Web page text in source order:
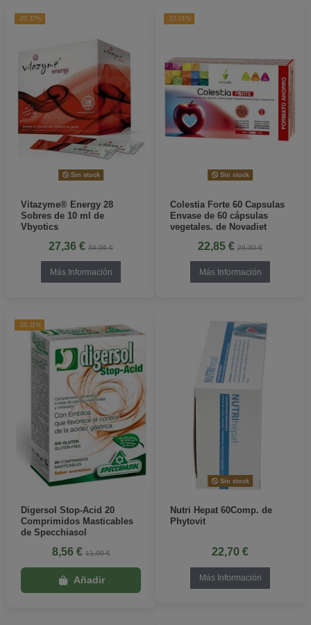
-20,37%
Sin stock
Vitazyme® Energy 28
Sobres de 10 ml de
Vbyotics
27,36 € 34,36 €
Más Información
-22,01%
Sin stock
Colestia Forte 60 Capsulas
Envase de 60 cápsulas
vegetales. de Novadiet
22,85 € 29,30 €
Más Información
-28,11%
Digersol Stop-Acid 20
Comprimidos Masticables
de Specchiasol
8,56 €11,90 €
Sin stock
Nutri Hepat 60Comp. de
Phytovit
22,70 €
Más Información